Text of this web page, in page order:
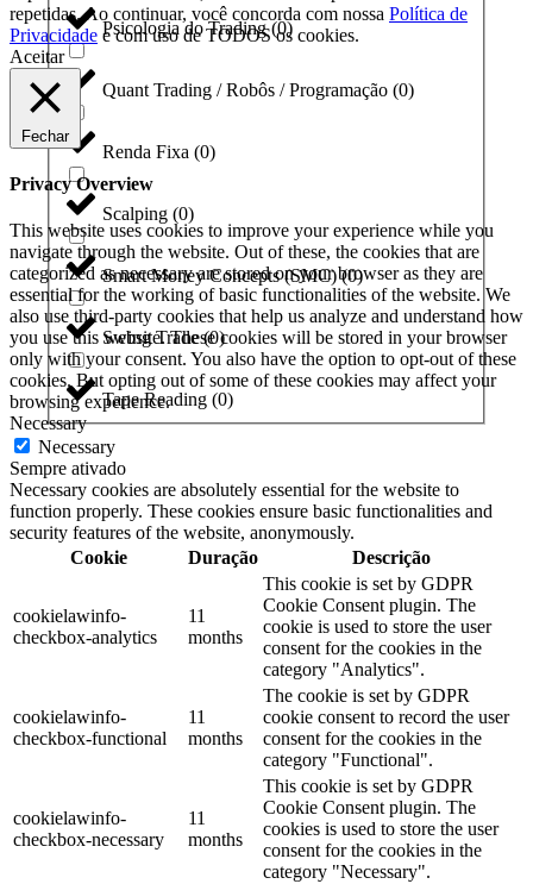
Psicologia do Trading(0)
Quant Trading / Robôs / Programação (0)
Renda Fixa (0)
Scalping (0)
Smart Money Concepts (SMC)(0)
Swing Trade(0)
Tape Reading (0)
repetidas. Ao continuar, você concorda com nossa Política de
Privacidade e com uso de TODOS os cookies.
Aceitar
Fechar
Privacy Overview
This website uses cookies to improve your experience while you
navigate through the website. Out of these, the cookies that are
categorized as necessary are stored on your browser as they are
essential for the working of basic functionalities of the website. We
also use third-party cookies that help us analyze and understand how
you use this website. These cookies will be stored in your browser
only with your consent. You also have the option to opt-out of these
cookies. But opting out of some of these cookies may affect your
browsing experience.
Necessary
Necessary
Sempre ativado
Necessary cookies are absolutely essential for the website to
function properly. These cookies ensure basic functionalities and
security features of the website, anonymously.
Cookie
Duração Descrição
cookielawinfo-
checkbox-analytics
11
months
This cookie is set by GDPR
Cookie Consent plugin. The
cookie is used to store the user
consent for the cookies in the
category "Analytics".
cookielawinfo-
checkbox-functional
11
months
The cookie is set by GDPR
cookie consent to record the user
consent for the cookies in the
category "Functional".
cookielawinfo-
checkbox-necessary
11
months
This cookie is set by GDPR
Cookie Consent plugin. The
cookies is used to store the user
consent for the cookies in the
category "Necessary".